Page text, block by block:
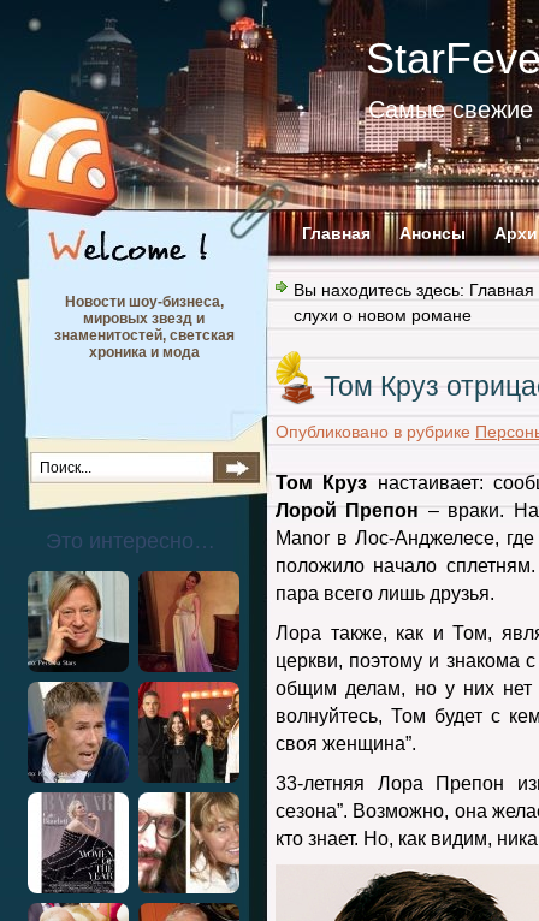
Самые свежие
Главная Анонсы
Новости шоу-бизнеса,
мировых звезд и
знаменитостей, светская
хроника и мода
Это интересно…
Вы находитесь здесь: Главная
слухи о новом романе
Том Круз
Опубликовано в рубрике
Том Круз настаивает:
Лорой Препон– враки. На
Manor в Лос-Анджелесе,
положило начало
пара всего лишь друзья.
Лора также, как и Том,
церкви, поэтому и знакома
общим делам, но у них
волнуйтесь, Том будет с
своя женщина”.
33-летняя Лора Препон
сезона”. Возможно, она
кто знает. Но, как видим,